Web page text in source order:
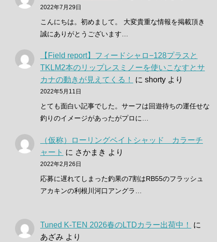
2022年7月29日
こんにちは。初めまして。 大変貴重な情報を掲載頂き
誠にありがとうございます…
【Field report】フィードシャロ−128プラスと
TKLM2本のリップレスミノーを使いこなすとサ
カナの動きが見えてくる！
に shorty より
2022年5月11日
とても面白い記事でした。サーフは回遊待ちの運任せな
釣りのイメージがあったがプロに…
（仮称）ローリングベイトシャッド カラーチ
ャート に さかまき より
2022年2月26日
応募に遅れてしまった釣果の7割はRB55のフラッシュ
アカキンの利根川河口アングラ…
Tuned K-TEN 2026春のLTDカラー出荷中！
に
あざみ より